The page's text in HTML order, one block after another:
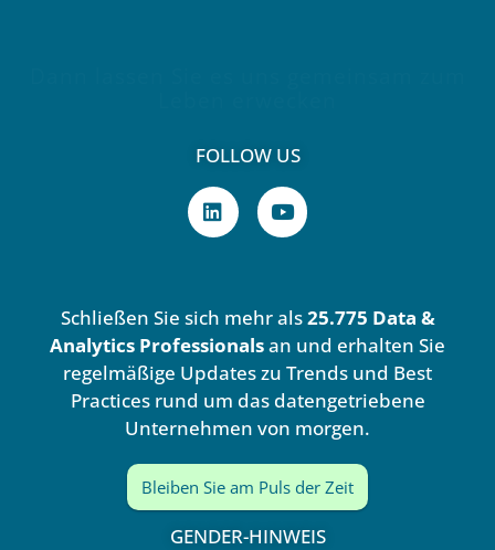
FOLLOW US
L
i
n
i
n
Y
o
u
e
Schließen Sie sich mehr als25.775 Data &
Analytics Professionalsan und erhalten Sie
regelmäßige Updates zu Trends und Best
Practices rund um das datengetriebene
Unternehmen von morgen.
Bleiben Sie am Puls der Zeit
GENDER-HINWEIS